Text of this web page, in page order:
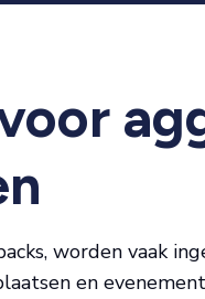
worden vaak
en